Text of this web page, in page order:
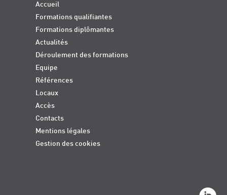
Accueil
Formations qualifiantes
Formations diplômantes
Actualités
Déroulement des formations
Equipe
Références
Locaux
Accès
Contacts
Mentions légales
Gestion des cookies